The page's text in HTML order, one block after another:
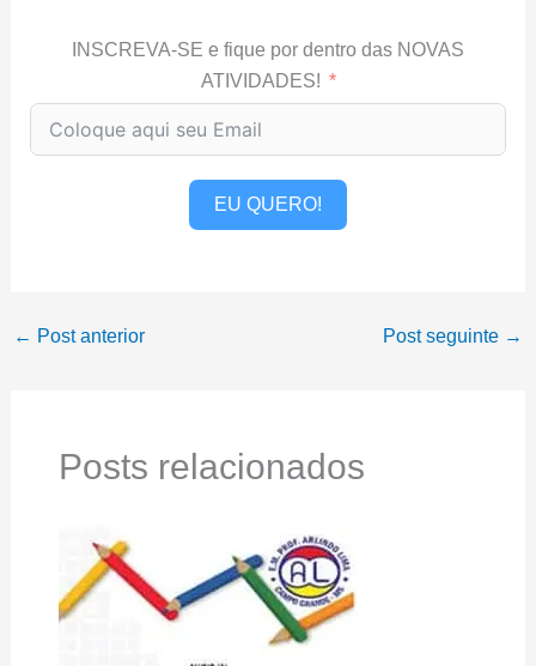
INSCREVA-SE e fique por dentro das NOVAS
ATIVIDADES!
EU QUERO!
← Post anterior Post seguinte →
Posts relacionados